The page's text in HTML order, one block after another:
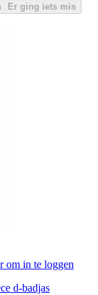
Er ging iets mis
om in te loggen
d-badjas